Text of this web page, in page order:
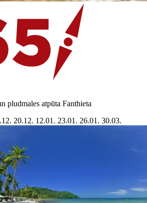
pludmales atpūta Fanthieta
20.12. 12.01. 23.01. 26.01. 30.03.